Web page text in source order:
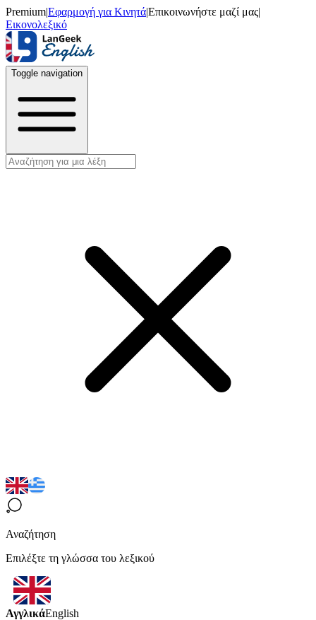
Premium|Εφαρμογή για Κινητά|Επικοινωνήστε μαζί μας|
Εικονολεξικό
Toggle navigation
Αναζήτηση
Επιλέξτε τη γλώσσα του λεξικού
ΑγγλικάEnglish